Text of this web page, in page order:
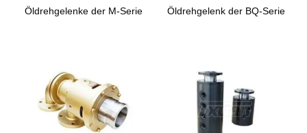
Öldrehgelenke der M-Serie Öldrehgelenk der BQ-Serie